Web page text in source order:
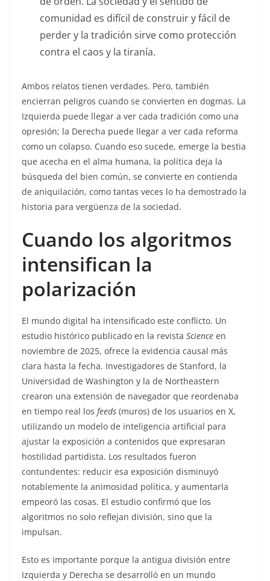
comunidad es difícil de construir y fácil de
perder y la tradición sirve como protección
contra el caos y la tiranía.
Ambos relatos tienen verdades. Pero, también
encierran peligros cuando se convierten en dogmas. La
Izquierda puede llegar a ver cada tradición como una
opresión; la Derecha puede llegar a ver cada reforma
como un colapso. Cuando eso sucede, emerge la bestia
que acecha en el alma humana, la política deja la
búsqueda del bien común, se convierte en contienda
de aniquilación, como tantas veces lo ha demostrado la
historia para vergüenza de la sociedad.
Cuando los algoritmos
intensifican la
polarización
El mundo digital ha intensificado este conflicto. Un
estudio histórico publicado en la revista Science en
noviembre de 2025, ofrece la evidencia causal más
clara hasta la fecha. Investigadores de Stanford, la
Universidad de Washington y la de Northeastern
crearon una extensión de navegador que reordenaba
en tiempo real los feeds (muros) de los usuarios en X,
utilizando un modelo de inteligencia artificial para
ajustar la exposición a contenidos que expresaran
hostilidad partidista. Los resultados fueron
contundentes: reducir esa exposición disminuyó
notablemente la animosidad política, y aumentarla
empeoró las cosas. El estudio confirmó que los
algoritmos no solo reflejan división, sino que la
impulsan.
Esto es importante porque la antigua división entre
Izquierda y Derecha se desarrolló en un mundo